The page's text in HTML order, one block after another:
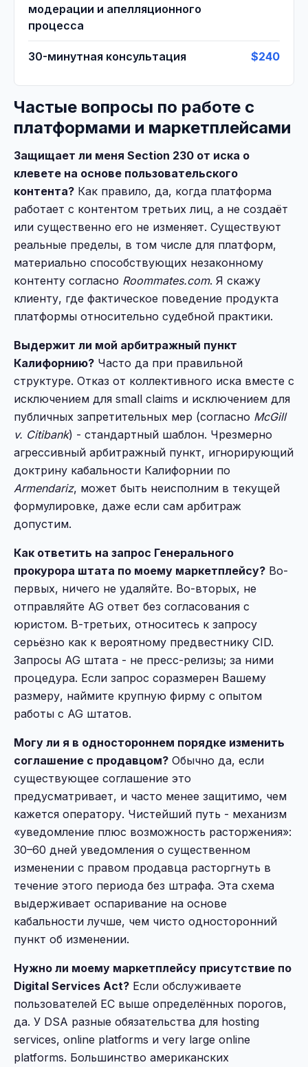
модерации и апелляционного
процесса
30-минутная консультация $240
Частые вопросы по работе с
платформами и маркетплейсами
Защищает ли меня Section 230 от иска о
клевете на основе пользовательского
контента? Как правило, да, когда платформа
работает с контентом третьих лиц, а не создаёт
или существенно его не изменяет. Существуют
реальные пределы, в том числе для платформ,
материально способствующих незаконному
контенту согласно Roommates.com. Я скажу
клиенту, где фактическое поведение продукта
платформы относительно судебной практики.
Выдержит ли мой арбитражный пункт
Калифорнию? Часто да при правильной
структуре. Отказ от коллективного иска вместе с
исключением для small claims и исключением для
публичных запретительных мер (согласно McGill
v. Citibank) - стандартный шаблон. Чрезмерно
агрессивный арбитражный пункт, игнорирующий
доктрину кабальности Калифорнии по
Armendariz, может быть неисполним в текущей
формулировке, даже если сам арбитраж
допустим.
Как ответить на запрос Генерального
прокурора штата по моему маркетплейсу? Во-
первых, ничего не удаляйте. Во-вторых, не
отправляйте AG ответ без согласования с
юристом. В-третьих, относитесь к запросу
серьёзно как к вероятному предвестнику CID.
Запросы AG штата - не пресс-релизы; за ними
процедура. Если запрос соразмерен Вашему
размеру, наймите крупную фирму с опытом
работы с AG штатов.
Могу ли я в одностороннем порядке изменить
соглашение с продавцом? Обычно да, если
существующее соглашение это
предусматривает, и часто менее защитимо, чем
кажется оператору. Чистейший путь - механизм
«уведомление плюс возможность расторжения»:
30–60 дней уведомления о существенном
изменении с правом продавца расторгнуть в
течение этого периода без штрафа. Эта схема
выдерживает оспаривание на основе
кабальности лучше, чем чисто односторонний
пункт об изменении.
Нужно ли моему маркетплейсу присутствие по
Digital Services Act? Если обслуживаете
пользователей ЕС выше определённых порогов,
да. У DSA разные обязательства для hosting
services, online platforms и very large online
platforms. Большинство американских